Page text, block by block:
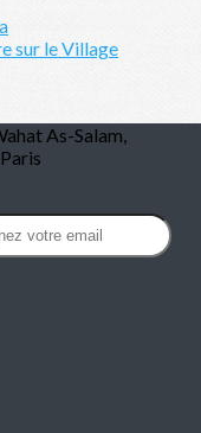
sur le Village
As-Salam,